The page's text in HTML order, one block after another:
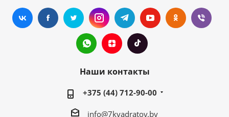
Наши контакты
+375 (44) 712-90-00
info@7kvadratov.by